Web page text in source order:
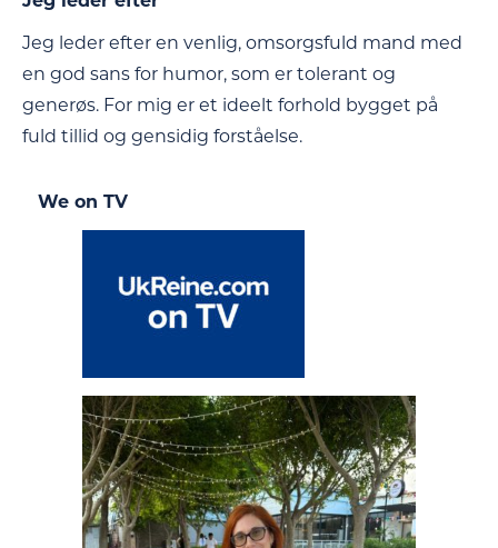
Jeg leder efter en venlig, omsorgsfuld mand med
en god sans for humor, som er tolerant og
generøs. For mig er et ideelt forhold bygget på
fuld tillid og gensidig forståelse.
We on TV